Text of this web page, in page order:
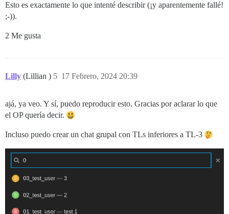
Esto es exactamente lo que intenté describir (¡y aparentemente fallé!
;-)).
2 Me gusta
Lilly (Lillian ) 17 Febrero, 2024 20:39
5
ajá, ya veo. Y sí, puedo reproducir esto. Gracias por aclarar lo que
el OP quería decir.
Incluso puedo crear un chat grupal con TLs inferiores a TL-3